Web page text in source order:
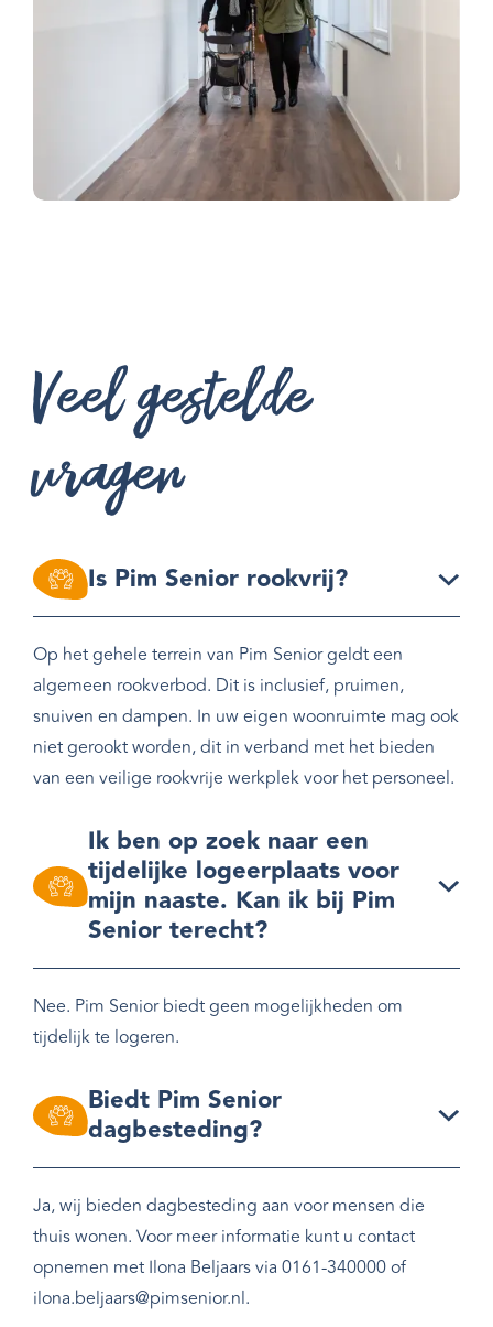
Veel gestelde
vragen
Is Pim Senior rookvrij?
Op het gehele terrein van Pim Senior geldt een
algemeen rookverbod. Dit is inclusief, pruimen,
snuiven en dampen. In uw eigen woonruimte mag ook
niet gerookt worden, dit in verband met het bieden
van een veilige rookvrije werkplek voor het personeel.
Ik ben op zoek naar een
tijdelijke logeerplaats voor
mijn naaste. Kan ik bij Pim
Senior terecht?
Nee. Pim Senior biedt geen mogelijkheden om
tijdelijk te logeren.
Biedt Pim Senior
dagbesteding?
Ja, wij bieden dagbesteding aan voor mensen die
thuis wonen. Voor meer informatie kunt u contact
opnemen met Ilona Beljaars via 0161-340000of
ilona.beljaars@pimsenior.nl.